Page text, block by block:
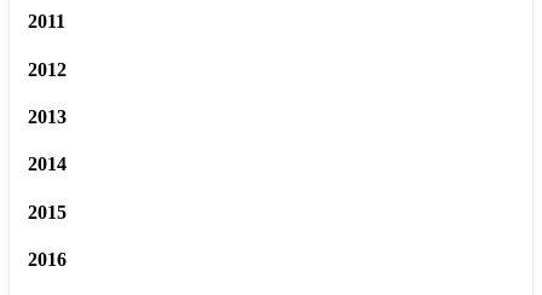
2011
2012
2013
2014
2015
2016